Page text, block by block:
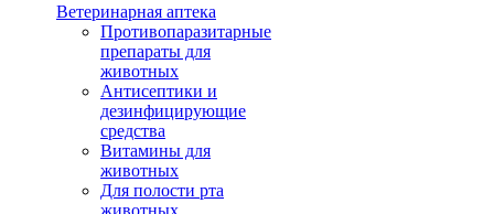
Ветеринарная аптека
Противопаразитарные
препараты для
животных
Антисептики и
дезинфицирующие
средства
Витамины для
животных
Для полости рта
животных